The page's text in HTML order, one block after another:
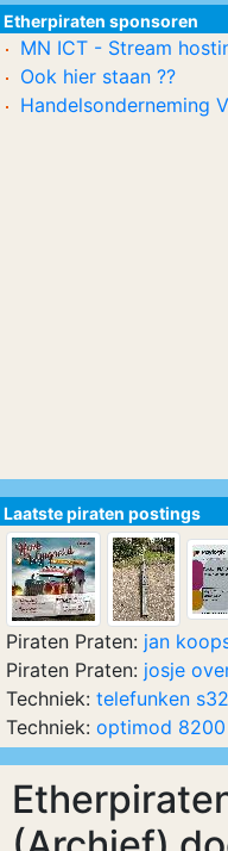
Etherpiraten sponsoren
MN ICT - Stream
Ook hier staan ??
Handelsonderneming
Laatste piraten postings
Piraten Praten: jan
Piraten Praten: josje
Techniek: telefunken
Techniek: optimod